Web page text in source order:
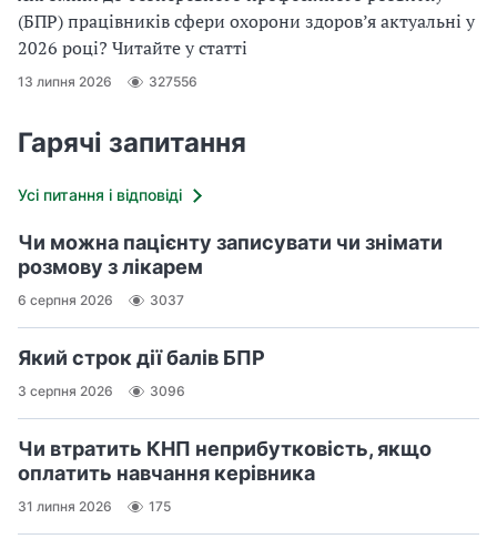
(БПР) працівників сфери охорони здоров’я актуальні у
2026 році? Читайте у статті
13 липня 2026 327556
Гарячі запитання
Усі питання і відповіді
Чи можна пацієнту записувати чи знімати
розмову з лікарем
6 серпня 2026 3037
Який строк дії балів БПР
3 серпня 2026 3096
Чи втратить КНП неприбутковість, якщо
оплатить навчання керівника
31 липня 2026 175